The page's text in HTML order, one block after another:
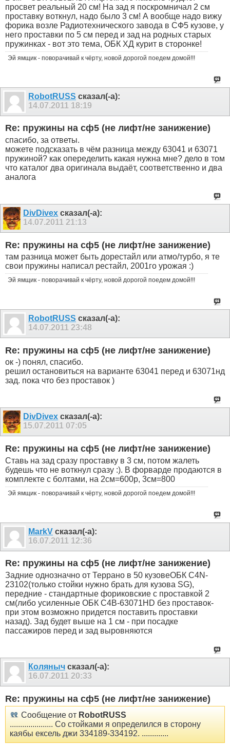
просвет реальный 20 см! На зад я поскромничал 2 см
проставку воткнул, надо было 3 см! А вообще надо вижу
форика возле Радиотехнического завода в СФ5 кузове, у
него проставки по 5 см перед и зад на родных старых
пружинках - вот это тема, ОБК ХД курит в сторонке!
Эй ямщик - поворачивай к чёрту, новой дорогой поедем домой!!!
RobotRUSS сказал(-а):
14.07.2011 18:19
Re: пружины на сф5 (не лифт/не занижение)
спасибо, за ответы.
можете подсказать в чём разница между 63041 и 63071
пружиной? как опеределить какая нужна мне? дело в том
что каталог два оригинала выдаёт, соответственно и два
аналога
DivDivex сказал(-а):
14.07.201121:13
Re: пружины на сф5 (не лифт/не занижение)
там разница может быть дорестайл или атмо/турбо, я те
свои пружины написал рестайл, 2001го урожая :)
Эй ямщик - поворачивай к чёрту, новой дорогой поедем домой!!!
RobotRUSS сказал(-а):
14.07.2011 23:48
Re: пружины на сф5 (не лифт/не занижение)
ок -) понял, спасибо.
решил остановиться на варианте 63041 перед и 63071нд
зад. пока что без проставок )
DivDivex сказал(-а):
15.07.2011 07:05
Re: пружины на сф5 (не лифт/не занижение)
Ставь на зад сразу проставку в 3 см, потом жалеть
будешь что не воткнул сразу :). В форварде продаются в
комплекте с болтами, на 2см=600р, 3см=800
Эй ямщик - поворачивай к чёрту, новой дорогой поедем домой!!!
MarkV сказал(-а):
16.07.2011 12:36
Re: пружины на сф5 (не лифт/не занижение)
Задние однозначно от Террано в 50 кузовеОБК C4N-
23102(только стойки нужно брать для кузова SG),
передние - стандартные фориковские с проставкой 2
см(либо усиленные ОБК C4B-63071HD без проставок-
при этом возможно придется поставить проставки
назад). Зад будет выше на 1 см - при посадке
пассажиров перед и зад выровняются
Коляныч сказал(-а):
16.07.2011 20:33
Re: пружины на сф5 (не лифт/не занижение)
Сообщение от RobotRUSS
..................... Со стойками я определился в сторону
каябы ексель джи 334189-334192. .............